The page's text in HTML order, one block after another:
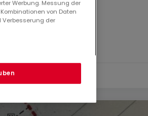
Werbung. Messung der
von Daten
Verbesserung der